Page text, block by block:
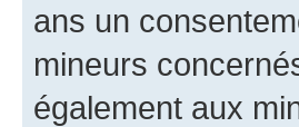
ans un
mineurs
également aux